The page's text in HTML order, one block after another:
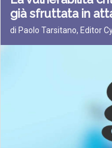
già sfruttata in
di Paolo Tarsitano, Editor